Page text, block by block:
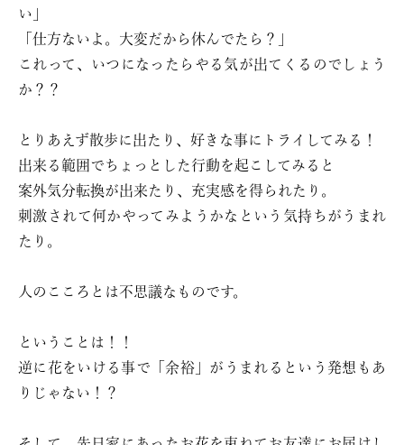
い」
「仕方ないよ。大変だから休んでたら？」
これって、いつになったらやる気が出てくるのでしょう
か？？
とりあえず散歩に出たり、好きな事にトライしてみる！
出来る範囲でちょっとした行動を起こしてみると
案外気分転換が出来たり、充実感を得られたり。
刺激されて何かやってみようかなという気持ちがうまれ
たり。
人のこころとは不思議なものです。
ということは！！
逆に花をいける事で「余裕」がうまれるという発想もあ
りじゃない！？